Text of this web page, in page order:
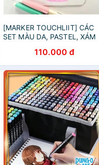
[MARKER TOUCHLIIT] CÁC
SET MÀU DA, PASTEL, XÁM
110.000 đ